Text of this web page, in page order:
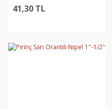
41,30 TL